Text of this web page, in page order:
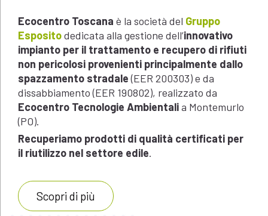
Ecocentro Toscana è la società del Gruppo
Espositodedicata alla gestione dell’innovativo
impianto per il trattamento e recupero di rifiuti
non pericolosi provenienti principalmente dallo
spazzamento stradale(EER 200303) e da
dissabbiamento (EER 190802), realizzato da
Ecocentro Tecnologie Ambientalia Montemurlo
(PO).
Recuperiamo prodotti di qualità certificati per
il riutilizzo nel settore edile.
Scopri di più